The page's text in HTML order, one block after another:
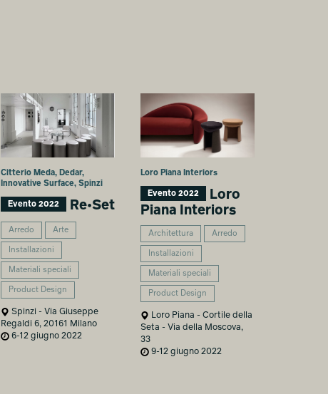
Citterio Meda, Dedar,
Innovative Surface, Spinzi
Evento 2022 Re•Set
Arredo Arte
Installazioni
Materiali speciali
Product Design
Spinzi - Via Giuseppe
Regaldi 6, 20161 Milano
6-12 giugno 2022
Loro Piana Interiors
Evento 2022
Loro
Piana Interiors
Architettura Arredo
Installazioni
Materiali speciali
Product Design
Loro Piana - Cortile della
Seta - Via della Moscova,
33
9-12 giugno 2022